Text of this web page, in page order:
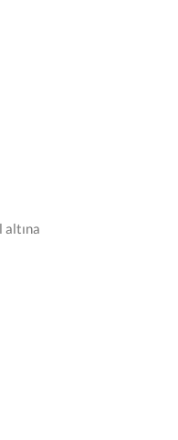
altına